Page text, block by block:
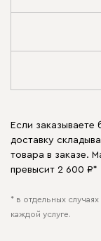
Если
доставку
товара в заказе.
превысит 2 600 ₽*
* в отдельных
каждой услуге.